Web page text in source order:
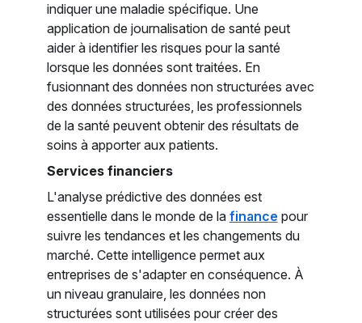
indiquer une maladie spécifique. Une
application de journalisation de santé peut
aider à identifier les risques pour la santé
lorsque les données sont traitées. En
fusionnant des données non structurées avec
des données structurées, les professionnels
de la santé peuvent obtenir des résultats de
soins à apporter aux patients.
Services financiers
L'analyse prédictive des données est
essentielle dans le monde de la finance pour
suivre les tendances et les changements du
marché. Cette intelligence permet aux
entreprises de s'adapter en conséquence. À
un niveau granulaire, les données non
structurées sont utilisées pour créer des